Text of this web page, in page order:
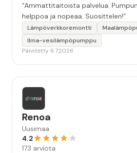
“Ammattitaitoista palvelua.
helppoa ja nopeaa. Suosittelen!”
Lämpöverkkoremontti
Ilma-vesilämpöpumppu
Päivitetty 6.7.2026
Renoa
Uusimaa
4.2
173 arviota